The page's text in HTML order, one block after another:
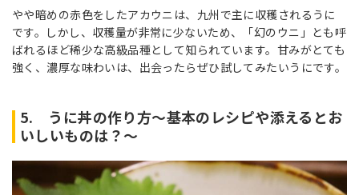
やや暗めの赤色をしたアカウニは、九州で主に収穫されるうに
です。しかし、収穫量が非常に少ないため、「幻のウニ」とも呼
ばれるほど稀少な高級品種として知られています。甘みがとても
強く、濃厚な味わいは、出会ったらぜひ試してみたいうにです。
5. うに丼の作り方～基本のレシピや添えるとお
いしいものは？～